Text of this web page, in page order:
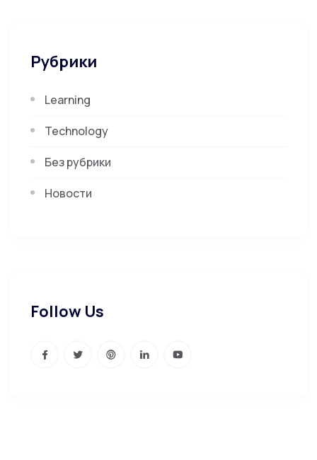
Рубрики
Learning
Technology
Без рубрики
Новости
Follow Us